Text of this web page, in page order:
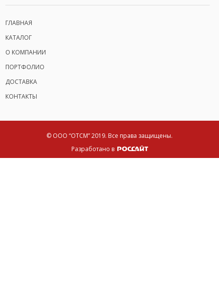
ГЛАВНАЯ
КАТАЛОГ
О КОМПАНИИ
ПОРТФОЛИО
ДОСТАВКА
КОНТАКТЫ
© ООО “ОТСМ” 2019. Все права защищены.
Разработано в